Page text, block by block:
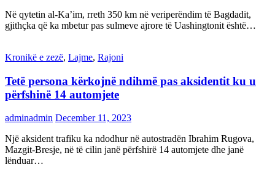
Në qytetin al-Ka’im, rreth 350 km në veriperëndim të Bagdadit,
gjithçka që ka mbetur pas sulmeve ajrore të Uashingtonit është…
Kronikë e zezë, Lajme, Rajoni
Tetë persona kërkojnë ndihmë pas aksidentit ku u
përfshinë 14 automjete
adminadmin December 11, 2023
Një aksident trafiku ka ndodhur në autostradën Ibrahim Rugova,
Mazgit-Bresje, në të cilin janë përfshirë 14 automjete dhe janë
lënduar…